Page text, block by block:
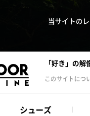
当サイトの
「好き」の
このサイトにつ
シューズ